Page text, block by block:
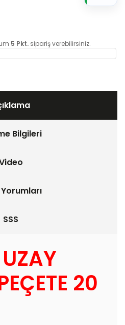
5 Pkt. sipariş verebilirsiniz.
Bilgileri
SSS
20